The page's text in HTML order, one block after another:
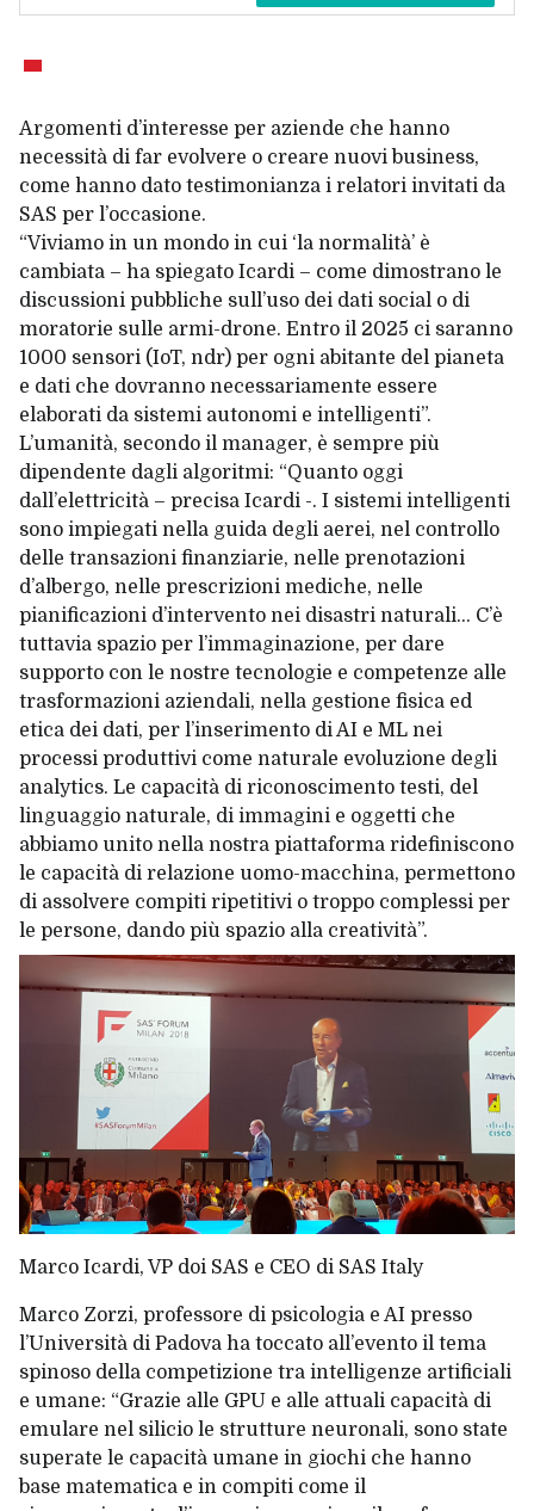
Argomenti d’interesse per aziende che hanno
necessità di far evolvere o creare nuovi business,
come hanno dato testimonianza i relatori invitati da
SAS per l’occasione.
“Viviamo in un mondo in cui ‘la normalità’ è
cambiata – ha spiegato Icardi – come dimostrano le
discussioni pubbliche sull’uso dei dati social o di
moratorie sulle armi-drone. Entro il 2025 ci saranno
1000 sensori (IoT, ndr) per ogni abitante del pianeta
e dati che dovranno necessariamente essere
elaborati da sistemi autonomi e intelligenti”.
L’umanità, secondo il manager, è sempre più
dipendente dagli algoritmi: “Quanto oggi
dall’elettricità – precisa Icardi -. I sistemi intelligenti
sono impiegati nella guida degli aerei, nel controllo
delle transazioni finanziarie, nelle prenotazioni
d’albergo, nelle prescrizioni mediche, nelle
pianificazioni d’intervento nei disastri naturali… C’è
tuttavia spazio per l’immaginazione, per dare
supporto con le nostre tecnologie e competenze alle
trasformazioni aziendali, nella gestione fisica ed
etica dei dati, per l’inserimento di AI e ML nei
processi produttivi come naturale evoluzione degli
analytics. Le capacità di riconoscimento testi, del
linguaggio naturale, di immagini e oggetti che
abbiamo unito nella nostra piattaforma ridefiniscono
le capacità di relazione uomo-macchina, permettono
di assolvere compiti ripetitivi o troppo complessi per
le persone, dando più spazio alla creatività”.
Marco Icardi, VP doi SAS e CEO di SAS Italy
Marco Zorzi, professore di psicologia e AI presso
l’Università di Padova ha toccato all’evento il tema
spinoso della competizione tra intelligenze artificiali
e umane: “Grazie alle GPU e alle attuali capacità di
emulare nel silicio le strutture neuronali, sono state
superate le capacità umane in giochi che hanno
base matematica e in compiti come il